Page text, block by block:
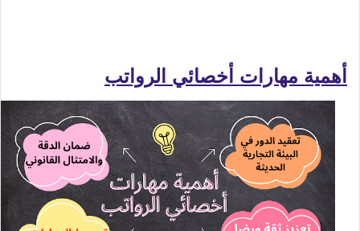
أهمية مهارات أخصائي الرواتب